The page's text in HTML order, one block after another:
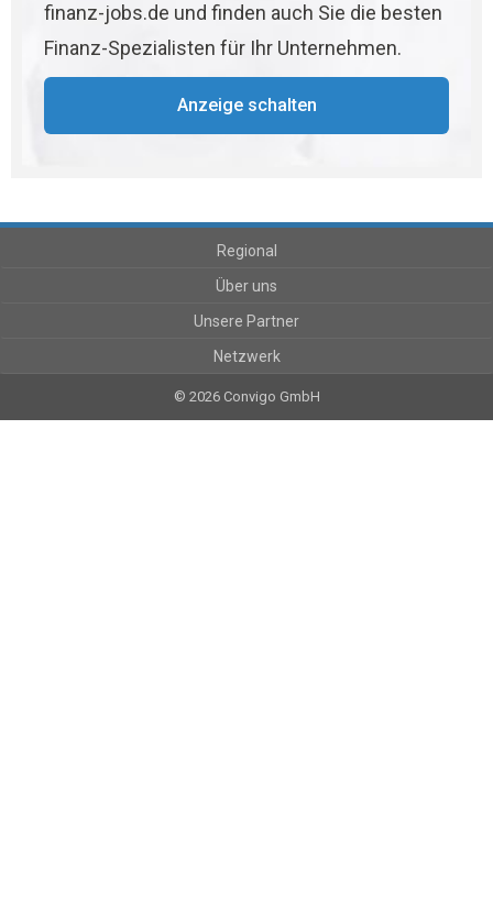
finanz-jobs.de und finden auch Sie die besten
Finanz-Spezialisten für Ihr Unternehmen.
Anzeige schalten
Regional
Über uns
Unsere Partner
Netzwerk
© 2026 Convigo GmbH